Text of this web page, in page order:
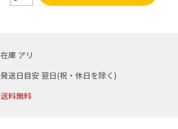
在庫 アリ
発送日目安 翌日(祝・休日を除く)
送料無料